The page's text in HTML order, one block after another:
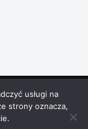
Filmy
usługi na
strony oznacza,